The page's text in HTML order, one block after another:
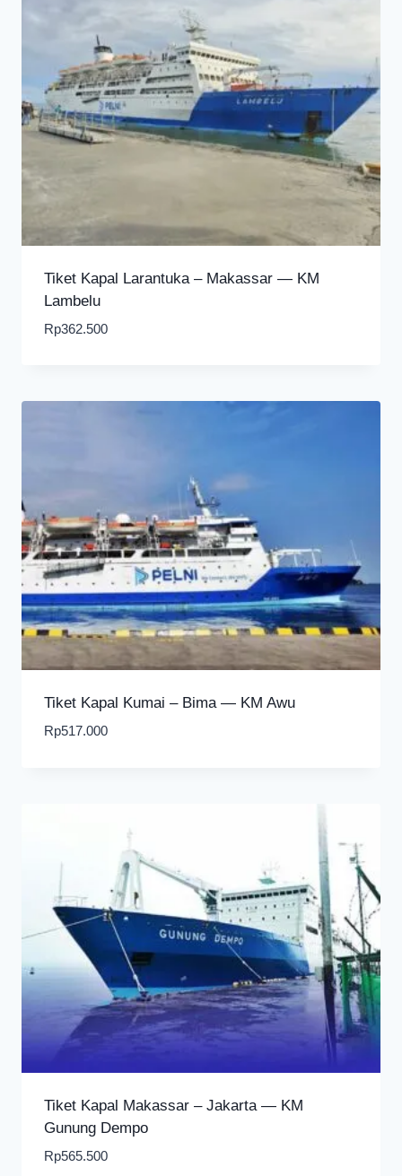
Tiket Kapal Larantuka – Makassar — KM
Lambelu
Rp362.500
Tiket Kapal Kumai – Bima — KM Awu
Rp517.000
Tiket Kapal Makassar – Jakarta — KM
Gunung Dempo
Rp565.500